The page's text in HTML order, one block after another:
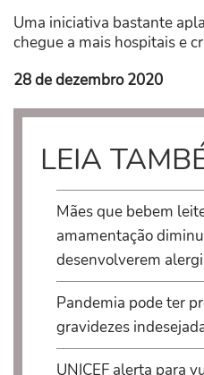
Uma iniciativa bastante
chegue a mais hospitais e
28 de dezembro 2020
LEIA
Mães que bebem
amamentação
desenvolverem
Pandemia pode ter
gravidezes
UNICEF alerta para